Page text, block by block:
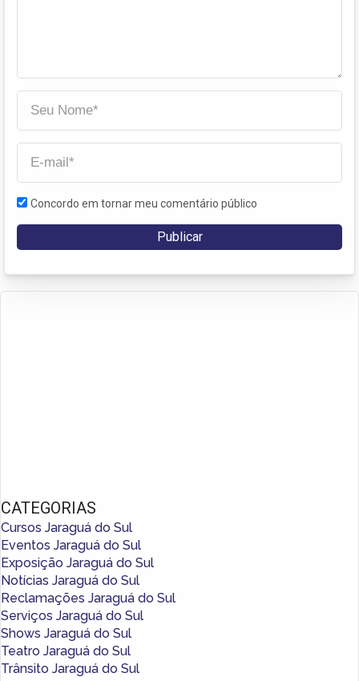
Concordo em tornar meu comentário público
CATEGORIAS
Cursos Jaraguá do Sul
Eventos Jaraguá do Sul
Exposição Jaraguá do Sul
Notícias Jaraguá do Sul
Reclamações Jaraguá do Sul
Serviços Jaraguá do Sul
Shows Jaraguá do Sul
Teatro Jaraguá do Sul
Trânsito Jaraguá do Sul